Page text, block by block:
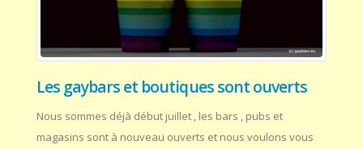
Les gaybars et boutiques sont ouverts
Nous sommes déjà début juillet , les bars , pubs et
magasins sont à nouveau ouverts et nous voulons vous